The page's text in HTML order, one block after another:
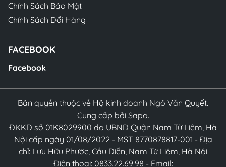
Chính Sách Bảo Mật
Chính Sách Đổi Hàng
FACEBOOK
Facebook
Bản quyền thuộc về Hộ kinh doanh Ngô Văn Quyết.
Cung cấp bởi Sapo.
ĐKKD số 01K8029900 do UBND Quận Nam Từ Liêm, Hà
Nội cấp ngày 01/08/2022 - MST 8770878817-001 - Địa
chỉ: Lưu Hữu Phước, Cầu Diễn, Nam Từ Liêm, Hà Nội
Điện thoại: 0833.22.69.98 - Email: